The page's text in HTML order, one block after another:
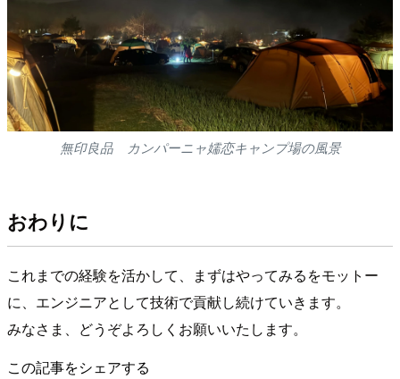
無印良品 カンパーニャ嬬恋キャンプ場の風景
おわりに
これまでの経験を活かして、まずはやってみるをモットー
に、エンジニアとして技術で貢献し続けていきます。
みなさま、どうぞよろしくお願いいたします。
この記事をシェアする